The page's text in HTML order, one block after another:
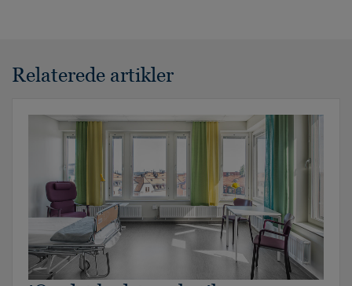
Relaterede artikler